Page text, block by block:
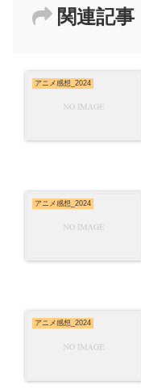
関連記事
アニメ感想_2024
アニメ感想_2024
アニメ感想_2024